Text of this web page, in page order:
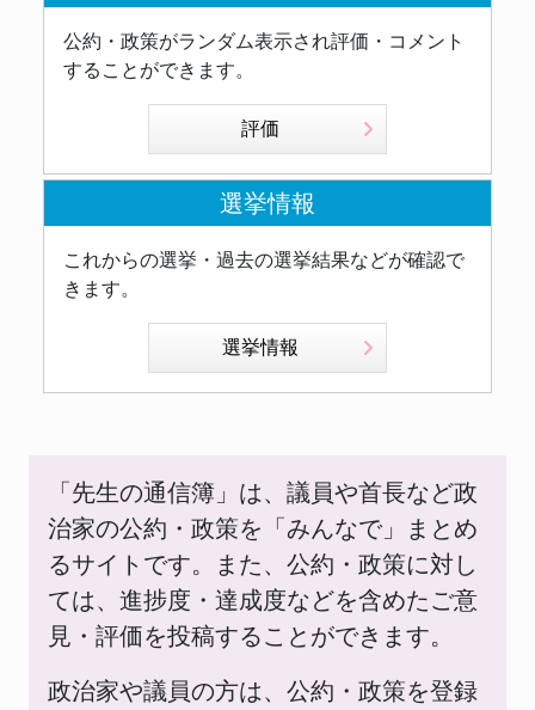
公約・政策がランダム表示され評価・コメント
することができます。
評価
選挙情報
これからの選挙・過去の選挙結果などが確認で
きます。
選挙情報
「先生の通信簿」は、議員や首長など政
治家の公約・政策を「みんなで」まとめ
るサイトです。また、公約・政策に対し
ては、進捗度・達成度などを含めたご意
見・評価を投稿することができます。
政治家や議員の方は、公約・政策を登録